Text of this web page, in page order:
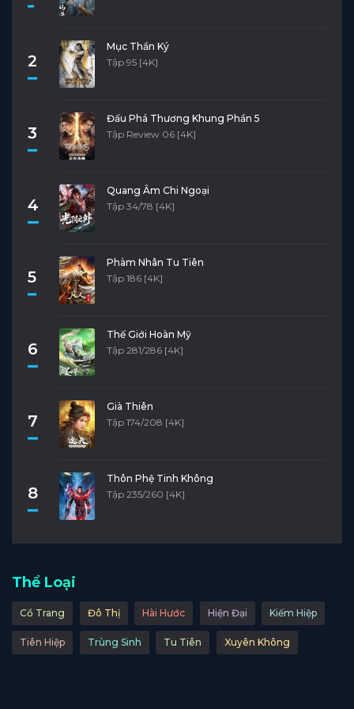
Tập 4 Tập 3
2
Mục Thần Ký
Tập 95 [4K]
3
Đấu Phá Thương Khung Phần 5
Tập Review 06 [4K]
4
Quang Âm Chi Ngoại
Tập 34/78 [4K]
5
Phàm Nhân Tu Tiên
Tập 186 [4K]
6
Thế Giới Hoàn Mỹ
Tập 281/286 [4K]
7
Già Thiên
Tập 174/208 [4K]
8
Thôn Phệ Tinh Không
Tập 235/260 [4K]
Thể Loại
Cổ Trang Đô Thị Hài Hước Hiện Đại Kiếm Hiệp
Tiên Hiệp Trùng Sinh Tu Tiên Xuyên Không